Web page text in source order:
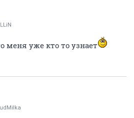
меня уже кто то узнает